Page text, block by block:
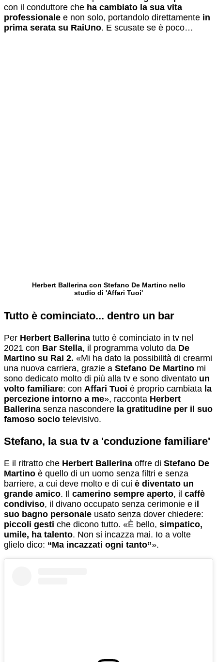
con il conduttore che ha cambiato la sua vita
professionale e non solo, portandolo direttamente in
prima serata su RaiUno. E scusate se è poco…
Herbert Ballerina con Stefano De Martino nello
studio di 'Affari Tuoi'
Tutto è cominciato... dentro un bar
Per Herbert Ballerina tutto è cominciato in tv nel
2021 con Bar Stella, il programma voluto da De
Martino su Rai 2. «Mi ha dato la possibilità di crearmi
una nuova carriera, grazie a Stefano De Martino mi
sono dedicato molto di più alla tv e sono diventato un
volto familiare: con Affari Tuoi è proprio cambiata la
percezione intorno a me», racconta Herbert
Ballerina senza nascondere la gratitudine per il suo
famoso socio televisivo.
Stefano, la sua tv a 'conduzione familiare'
E il ritratto che Herbert Ballerina offre di Stefano De
Martino è quello di un uomo senza filtri e senza
barriere, a cui deve molto e di cui è diventato un
grande amico. Il camerino sempre aperto, il caffè
condiviso, il divano occupato senza cerimonie e il
suo bagno personale usato senza dover chiedere:
piccoli gesti che dicono tutto. «È bello, simpatico,
umile, ha talento. Non si incazza mai. Io a volte
glielo dico: “Ma incazzati ogni tanto”».